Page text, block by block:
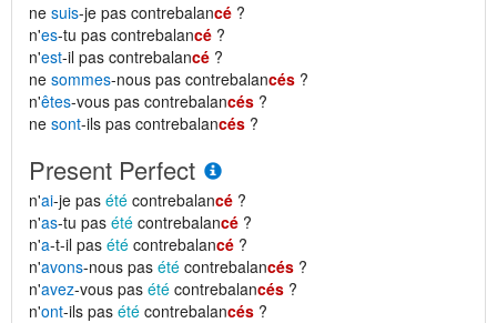
ne suis-je pas contrebalancé ?
n'es-tu pas contrebalancé ?
n'est-il pas contrebalancé ?
ne sommes-nous pas contrebalancés ?
n'êtes-vous pas contrebalancés ?
ne sont-ils pas contrebalancés ?
Present Perfect
n'ai-je pas été contrebalancé ?
n'as-tu pas été contrebalancé ?
n'a-t-il pas été contrebalancé ?
n'avons-nous pas été contrebalancés ?
n'avez-vous pas été contrebalancés ?
n'ont-ils pas été contrebalancés ?